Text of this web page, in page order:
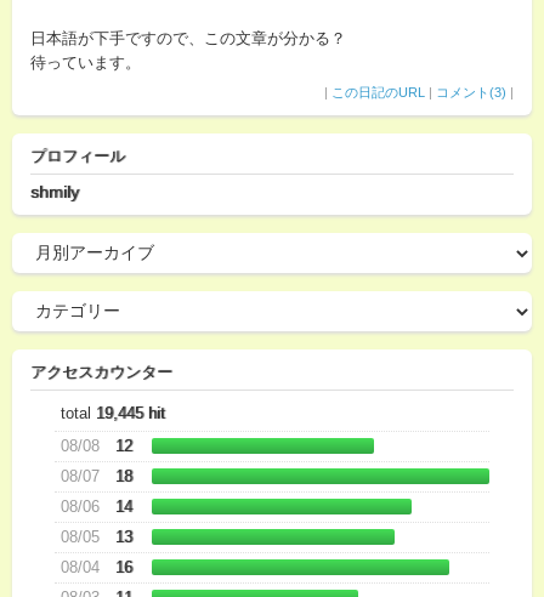
日本語が下手ですので、この文章が分かる？
待っています。
| この日記のURL | コメント(3) |
プロフィール
shmily
アクセスカウンター
total 19,445 hit
08/08
12
08/07
18
08/06
14
08/05
13
08/04
16